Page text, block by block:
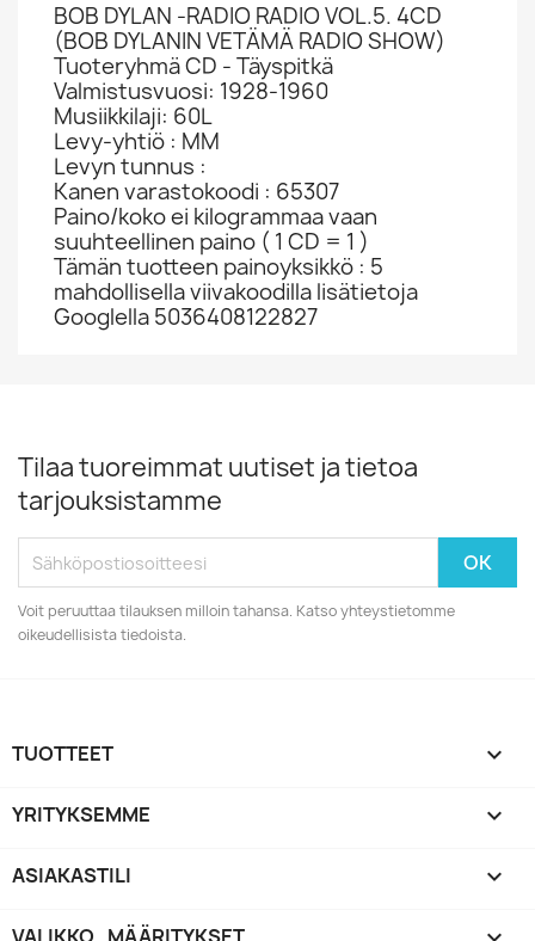
BOB DYLAN -RADIO RADIO VOL.5. 4CD
(BOB DYLANIN VETÄMÄ RADIO SHOW)
Tuoteryhmä CD - Täyspitkä
Valmistusvuosi: 1928-1960
Musiikkilaji: 60L
Levy-yhtiö : MM
Levyn tunnus :
Kanen varastokoodi : 65307
Paino/koko ei kilogrammaa vaan
suuhteellinen paino ( 1 CD = 1 )
Tämän tuotteen painoyksikkö : 5
mahdollisella viivakoodilla lisätietoja
Googlella 5036408122827
Tilaa tuoreimmat uutiset ja tietoa
tarjouksistamme
Voit peruuttaa tilauksen milloin tahansa. Katso yhteystietomme
oikeudellisista tiedoista.
TUOTTEET 
YRITYKSEMME 
ASIAKASTILI 